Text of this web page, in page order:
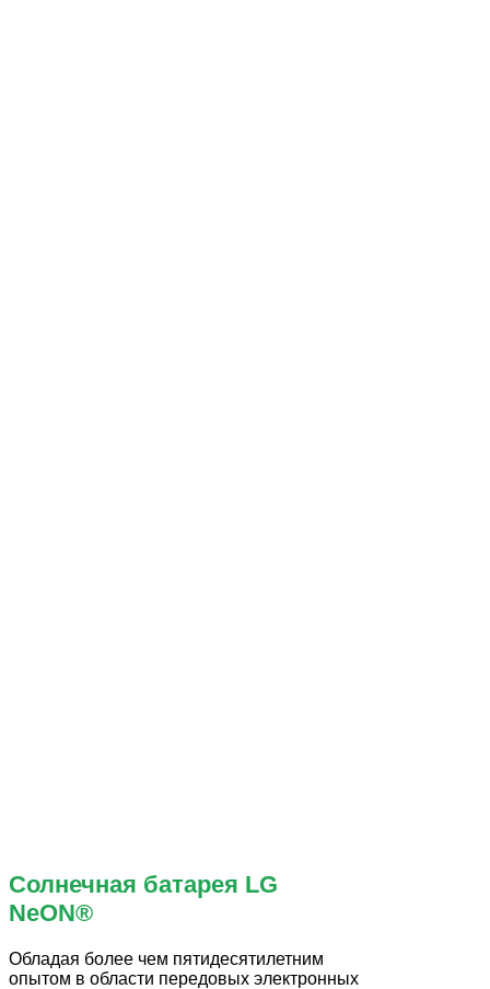
Солнечная батарея LG
NeON®
Обладая более чем пятидесятилетним
опытом в области передовых электронных